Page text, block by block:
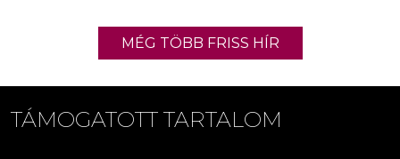
MÉG TÖBB FRISS HÍR
TÁMOGATOTT TARTALOM